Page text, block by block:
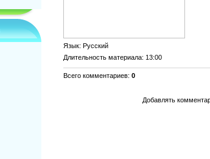
Язык: Русский
Длительность материала: 13:00
Всего комментариев: 0
Добавлять